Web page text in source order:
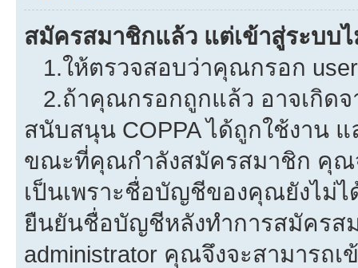
สมัครสมาชิกแล้ว แต่เข้าสู่ระบบ
1.ให้ตรวจสอบว่าคุณกรอก
2.ถ้าคุณกรอกถูกแล้ว อาจเกิดจ
สนับสนุน COPPA ได้ถูกใช้งาน
ขณะที่คุณกำลังสมัครสมาชิก คุณ
เป็นเพราะชื่อบัญชีของคุณยังไม่
ยืนยันชื่อบัญชีหลังทำการสมัครส
administrator คุณจึงจะสามารถ